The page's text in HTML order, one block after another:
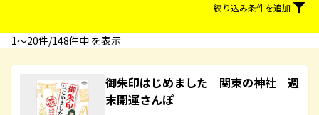
絞り込み条件を追加
1〜20件/148件中 を表示
御朱印はじめました 関東の神社 週
末開運さんぽ